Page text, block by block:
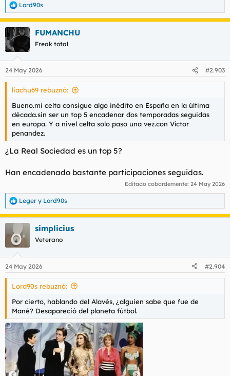
R
e
a
c
c
i
e
s
Lord90s
FUMANCHU
Freak total
24 May 2026 #2.903
liachu69 rebuznó:
Bueno.mi celta consigue algo inédito en España en la última
década.sin ser un top 5 encadenar dos temporadas seguidas
en europa. Y a nivel celta solo paso una vez.con Víctor
penandez.
¿La Real Sociedad es un top 5?
Han encadenado bastante participaciones seguidas.
Editado cobardemente: 24 May 2026
R
e
a
c
e
s
Leger y Lord90s
simplicius
Veterano
24 May 2026 #2.904
Lord90s rebuznó:
Por cierto, hablando del Alavés, ¿alguien sabe que fue de
Mané? Desapareció del planeta fútbol.